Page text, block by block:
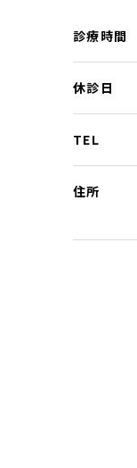
診療時間
休診日
TEL
住所